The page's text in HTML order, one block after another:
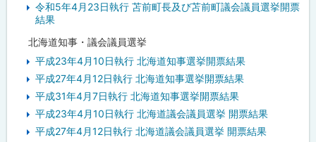
令和5年4月23日執行 苫前町長及び苫前町議会議員選挙開票
結果
北海道知事・議会議員選挙
平成23年4月10日執行 北海道知事選挙開票結果
平成27年4月12日執行 北海道知事選挙開票結果
平成31年4月7日執行 北海道知事選挙開票結果
平成23年4月10日執行 北海道議会議員選挙 開票結果
平成27年4月12日執行 北海道議会議員選挙 開票結果